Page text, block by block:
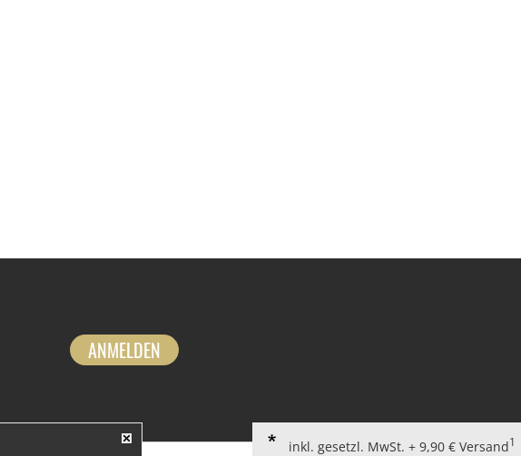
ANMELDEN
inkl. gesetzl. MwSt. + 9,90 € Versand1